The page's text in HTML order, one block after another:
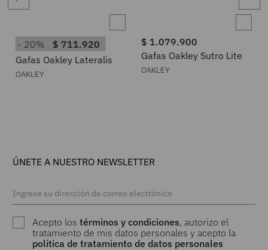
20% $ 711.920
Gafas Oakley Lateralis
OAKLEY
$ 1.079.900
Gafas Oakley Sutro Lite
OAKLEY
ÚNETE A NUESTRO NEWSLETTER
Acepto lostérminos y condiciones, autorizo el
tratamiento de mis datos personales y acepto la
politica de tratamiento de datos personales